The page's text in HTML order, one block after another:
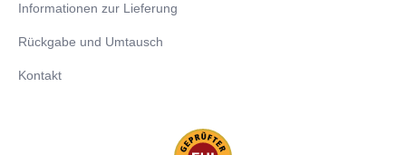
Informationen zur Lieferung
Rückgabe und Umtausch
Kontakt